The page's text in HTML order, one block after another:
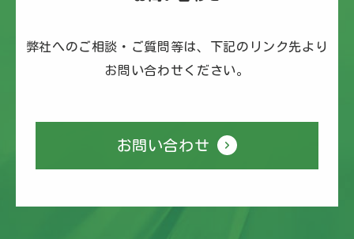
弊社へのご相談・ご質問等は、下記のリンク先より
お問い合わせください。
お問い合わせ